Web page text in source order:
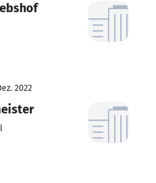
2022